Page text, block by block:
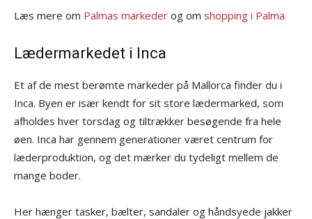
Læs mere om Palmas markeder og om shopping i Palma
Lædermarkedet i Inca
Et af de mest berømte markeder på Mallorca finder du i
Inca. Byen er især kendt for sit store lædermarked, som
afholdes hver torsdag og tiltrækker besøgende fra hele
øen. Inca har gennem generationer været centrum for
læderproduktion, og det mærker du tydeligt mellem de
mange boder.
Her hænger tasker, bælter, sandaler og håndsyede jakker